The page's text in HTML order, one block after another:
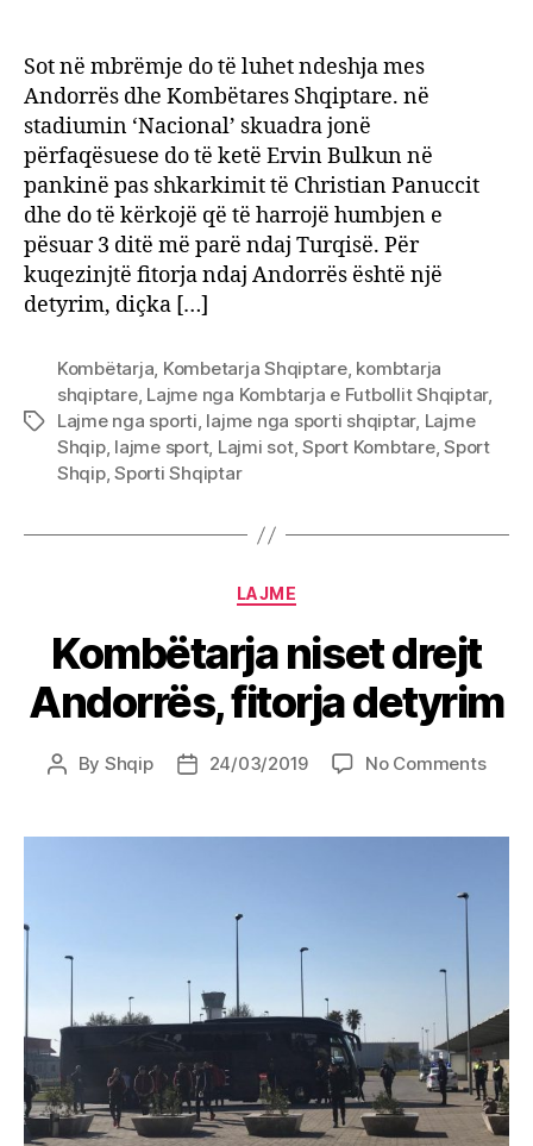
Sot në mbrëmje do të luhet ndeshja mes
Andorrës dhe Kombëtares Shqiptare. në
stadiumin ‘Nacional’ skuadra jonë
përfaqësuese do të ketë Ervin Bulkun në
pankinë pas shkarkimit të Christian Panuccit
dhe do të kërkojë që të harrojë humbjen e
pësuar 3 ditë më parë ndaj Turqisë. Për
kuqezinjtë fitorja ndaj Andorrës është një
detyrim, diçka […]
Tags
Kombëtarja, Kombetarja Shqiptare, kombtarja
shqiptare, Lajme nga Kombtarja e Futbollit Shqiptar,
Lajme nga sporti, lajme nga sporti shqiptar, Lajme
Shqip, lajme sport, Lajmi sot,Sport Kombtare,Sport
Shqip,Sporti Shqiptar
Categories
LAJME
Kombëtarja niset drejt
Andorrës, fitorja detyrim
Post
By Shqip
Post24/03/2019 No Commentson
drejt